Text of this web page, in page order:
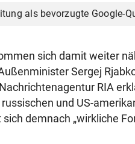
als bevorzugte Google-
sich damit weiter
Sergej
RIA
und US-
demnach „wirkliche